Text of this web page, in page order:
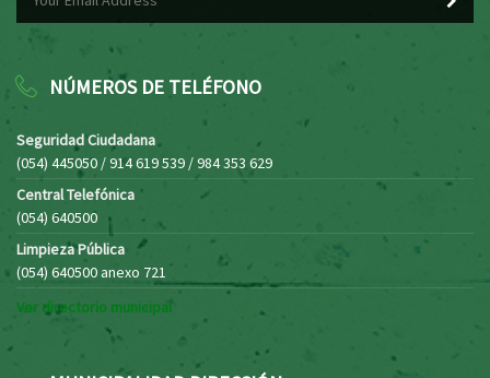
NÚMEROS DE TELÉFONO
Seguridad Ciudadana
(054) 445050 / 914 619 539 / 984 353 629
Central Telefónica
(054) 640500
Limpieza Pública
(054) 640500 anexo 721
Ver directorio municipal